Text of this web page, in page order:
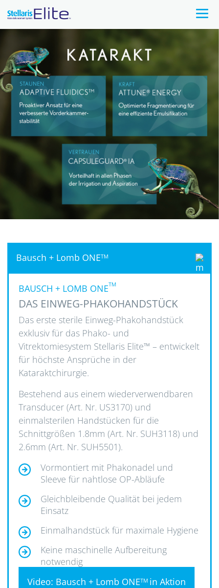
Bausch + Lomb ONETM
BAUSCH + LOMB ONETM
DAS EINWEG-PHAKOHANDSTÜCK
Das erste sterile Einweg-Phakohandstück
exklusiv für das Phako- und
Vitrektomiesystem Stellaris Elite™ – entwickelt
für höchste Ansprüche in der
Kataraktchirurgie.
Bestehend aus einem wiederverwendbaren
Transducer (Art. Nr. US3170) und
einmalsterilen Handstücken für die
Schnittgrößen 1.8mm (Art. Nr. SUH3118) und
2.6mm (Art. Nr. SUH5501).
Vormontiert mit Phakonadel und
Sleeve für nahtlose OP-Abläufe
Gleichbleibende Qualität bei jedem
Einsatz
Einmalhandstück für maximale Hygiene
Keine maschinelle Aufbereitung
notwendig
Video: Bausch + Lomb ONETM in Aktion